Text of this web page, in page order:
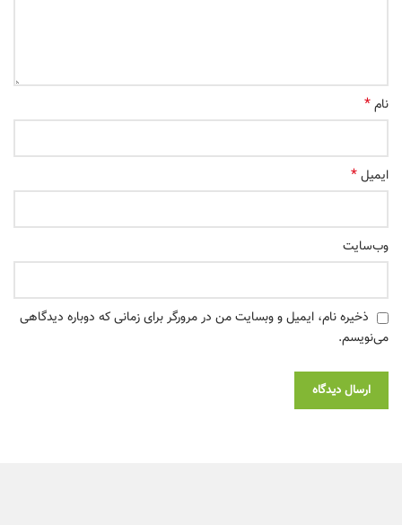
نام*
ایمیل*
وب‌سایت
ذخیره نام، ایمیل و وبسایت من در مرورگر برای زمانی که دوباره دیدگاهی
می‌نویسم.